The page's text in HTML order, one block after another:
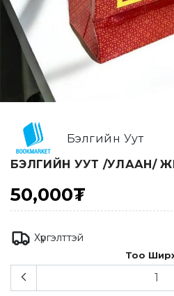
Бэлгийн Уут
БЭЛГИЙН УУТ /УЛААН/
50,000₮
Хүргэлттэй
Тоо